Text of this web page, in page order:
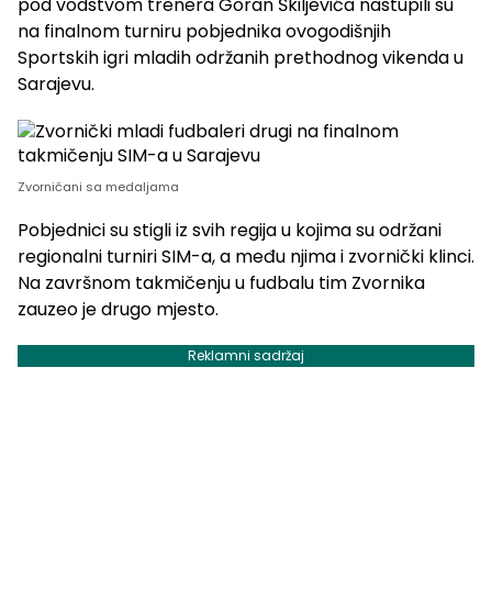
pod vodstvom trenera Goran Škiljevića nastupili su
na finalnom turniru pobjednika ovogodišnjih
Sportskih igri mladih održanih prethodnog vikenda u
Sarajevu.
Zvorničani sa medaljama
Pobjednici su stigli iz svih regija u kojima su održani
regionalni turniri SIM-a, a među njima i zvornički klinci.
Na završnom takmičenju u fudbalu tim Zvornika
zauzeo je drugo mjesto.
Reklamni sadržaj